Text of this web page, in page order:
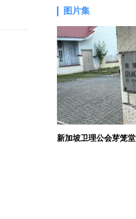
图片集
新加坡卫理公会芽笼堂